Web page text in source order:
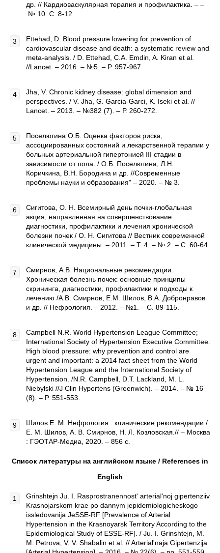
др. // Кардиоваскулярная терапия и профилактика. – –
№ 10. С. 8-12.
Ettehad, D. Blood pressure lowering for prevention of
cardiovascular disease and death: a systematic review and
meta-analysis. / D. Ettehad, C.A. Emdin, A. Kiran et al.
//Lancet. – 2016. – №5. – P. 957-967.
Jha, V. Chronic kidney disease: global dimension and
perspectives. / V. Jha, G. Garcia-Garci, K. Iseki et al. //
Lancet. – 2013. – №382 (7). – Р. 260-272.
Поселюгина О.Б. Оценка факторов риска,
ассоциированных состояний и лекарственной терапии у
больных артериальной гипертонией III стадии в
зависимости от пола. / О.Б. Поселюгина, Л.Н.
Коричкина, В.Н. Бородина и др. //Современные
проблемы науки и образования" – 2020. – № 3.
Сигитова, О. Н. Всемирный день почки-глобальная
акция, направленная на совершенствование
диагностики, профилактики и лечения хронической
болезни почек / О. Н. Сигитова // Вестник современной
клинической медицины. – 2011. – Т. 4. – № 2. – С. 60-64.
Смирнов, А.В. Национальные рекомендации.
Хроническая болезнь почек: основные принципы
скрининга, диагностики, профилактики и подходы к
лечению /А.В. Смирнов, Е.М. Шилов, В.А. Добронравов
и др. // Нефрология. – 2012. – №1. – С. 89-115.
Campbell N.R. World Hypertension League Committee;
International Society of Hypertension Executive Committee.
High blood pressure: why prevention and control are
urgent and important: a 2014 fact sheet from the World
Hypertension League and the International Society of
Hypertension. /N.R. Campbell, D.T. Lackland, M. L.
Niebylski //J Clin Hypertens (Greenwich). – 2014. – № 16
(8). – P. 551-553.
Шилов Е. М. Нефрология : клинические рекомендации /
Е. М. Шилов, А. В. Смирнов, Н. Л. Козловская.// – Москва
: ГЭОТАР-Медиа, 2020. – 856 с.
Список литературы на английском языке / References in
English
Grinshtejn Ju. I. Rasprostranennost' arterial'noj gipertenziiv
Krasnojarskom krae po dannym jepidemiologicheskogo
issledovanija JeSSE-RF [Prevalence of Arterial
Hypertension in the Krasnoyarsk Territory According to the
Epidemiological Study of ESSE-RF]. / Ju. I. Grinshtejn, M.
M. Petrova, V. V. Shabalin et al. // Arterial'naja Gipertenzija